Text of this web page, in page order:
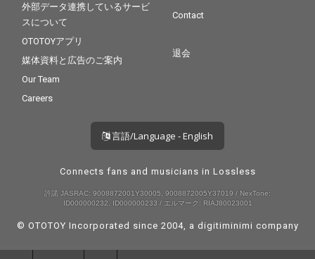
元・三軒茶屋の理容室
で、いつものように髪
を切る西寺郷太の姿を
＝Human”な感覚をビ
ジュアル面でも鮮やか
外部データ連携しているサービ
スについて
OTOTOYアプリ
媒体資料と広告のご案内
Our Team
Careers
Contact
退会
言語/Language - English
Connects fans and musicians in Lossless
許諾 JASRAC: 9008872001Y30005, 9008872005Y37019 / NexTone:
ID000000232, ID000000233 / エルマーク: RIAJ80023001
© OTOTOY Incorporated since 2004, a digitiminimi company